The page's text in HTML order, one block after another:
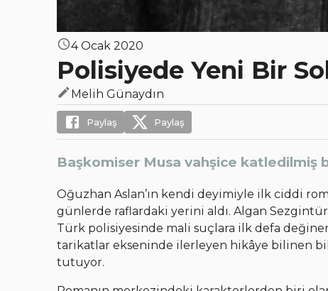
4 Ocak 2020
Polisiyede Yeni Bir
Melih Günaydın
Paylaş Paylaş
Başkomiser Musa vahşice katledilmiş
Oğuzhan Aslan’ın kendi deyimiyle ilk ciddi
günlerde raflardaki yerini aldı. Algan
Türk polisiyesinde mali suçlara ilk defa
tarikatlar ekseninde ilerleyen hikâye bilinen
tutuyor.